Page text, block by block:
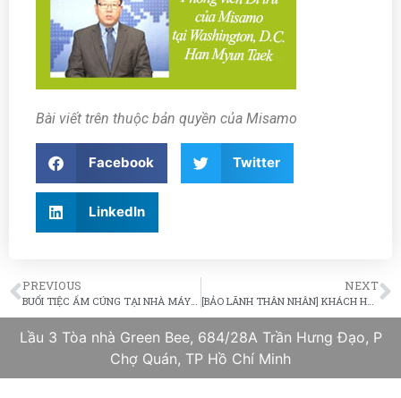
Bài viết trên thuộc bản quyền của Misamo
Facebook Twitter
LinkedIn
PREVIOUS NEXT
[BẢO LÃNH THÂN NHÂN] KHÁCH HÀNG PARK ** ĐẬU PHỎNG VẤN DIỆN F3 THÁNG 4/2016
Lầu 3 Tòa nhà Green Bee, 684/28A Trần Hưng Đạo, P
Chợ Quán, TP Hồ Chí Minh